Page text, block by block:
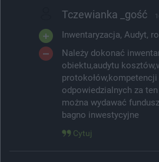
Tczewianka _gość
Inwentaryzacja, Audyt,
Należy dokonać
obiektu,audytu
protokołów,kompetencji
odpowiedzialnych za
można wydawać
bagno inwestycyjne
Cytuj